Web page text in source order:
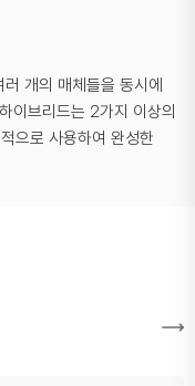
개의 매체들을 동시에
이브리드는 2가지 이상의
으로 사용하여 완성한